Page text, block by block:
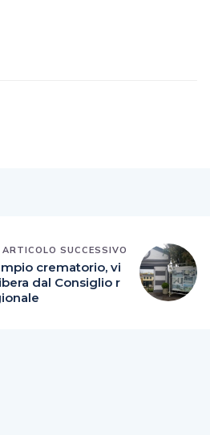
ARTICOLO SUCCESSIVO
crematorio, vi
dal Consiglio r